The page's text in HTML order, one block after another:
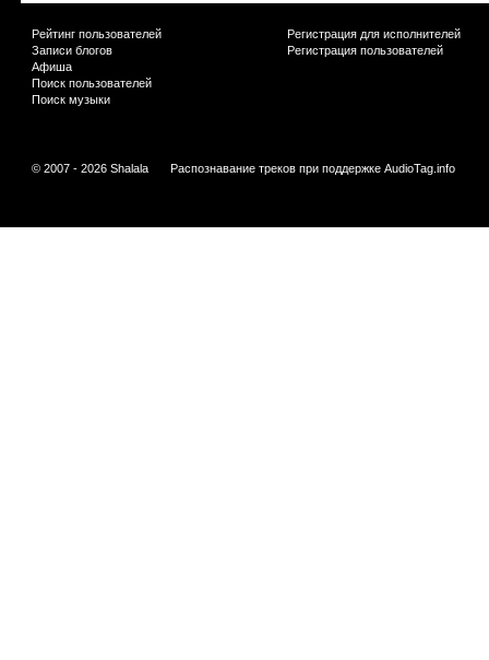
Рейтинг пользователей
Записи блогов
Афиша
Поиск пользователей
Поиск музыки
Регистрация для исполнителей
Регистрация пользователей
© 2007 - 2026 Shalala Распознавание треков при поддержке AudioTag.info